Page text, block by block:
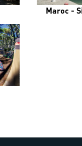
Maroc -